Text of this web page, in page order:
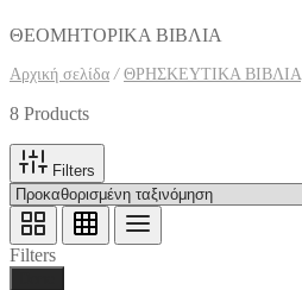
ΘΕΟΜΗΤΟΡΙΚΑ ΒΙΒΛΙΑ
Αρχική σελίδα / ΘΡΗΣΚΕΥΤΙΚΑ ΒΙΒΛΙΑ
8 Products
Filters
Filters